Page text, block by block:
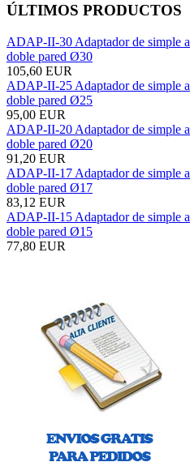
ÚLTIMOS PRODUCTOS
ADAP-II-30 Adaptador de simple a
doble pared Ø30
105,60 EUR
ADAP-II-25 Adaptador de simple a
doble pared Ø25
95,00 EUR
ADAP-II-20 Adaptador de simple a
doble pared Ø20
91,20 EUR
ADAP-II-17 Adaptador de simple a
doble pared Ø17
83,12 EUR
ADAP-II-15 Adaptador de simple a
doble pared Ø15
77,80 EUR